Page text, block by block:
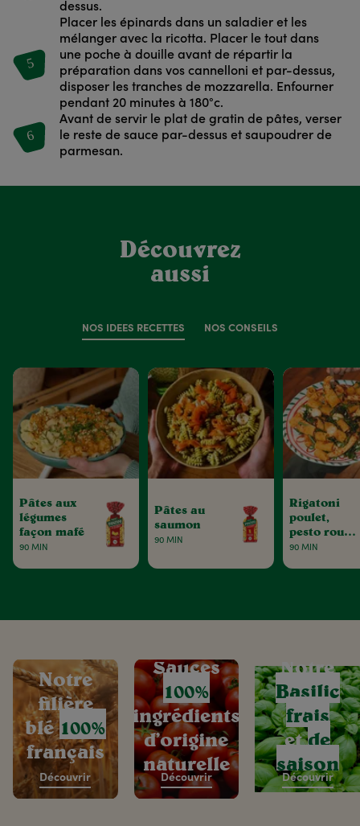
dessus.
5
Placer les épinards dans un saladier et les
mélanger avec la ricotta. Placer le tout dans
une poche à douille avant de répartir la
préparation dans vos cannelloni et par-dessus,
disposer les tranches de mozzarella. Enfourner
pendant 20 minutes à 180°c.
6
Avant de servir le plat de gratin de pâtes, verser
le reste de sauce par-dessus et saupoudrer de
parmesan.
Découvrez
aussi
NOS IDÉES RECETTES NOS CONSEILS
Pâtes aux
légumes
façon mafé
90 MIN
Pâtes au
saumon
90 MIN
Rigatoni
poulet,
pesto rouge
& tomates
90 MIN
Notre
filière
blé100%
français
Découvrir
Sauces
100%
ingrédients
d’origine
naturelle
Découvrir
Notre
Basilic
frais
etde
saison
Découvrir